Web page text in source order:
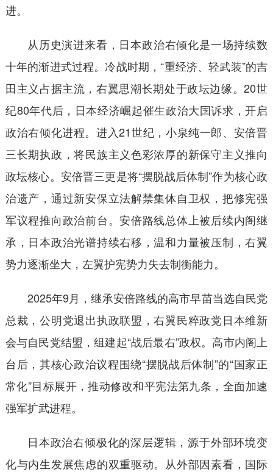
进。
从历史演进来看，日本政治右倾化是一场持续数
十年的渐进式过程。冷战时期，“重经济、轻武装”的吉
田主义占据主流，右翼思潮长期处于政坛边缘。20世
纪80年代后，日本经济崛起催生政治大国诉求，开启
政治右倾化进程。进入21世纪，小泉纯一郎、安倍晋
三长期执政，将民族主义色彩浓厚的新保守主义推向
政坛核心。安倍晋三更是将“摆脱战后体制”作为核心政
治遗产，通过新安保立法解禁集体自卫权，把修宪强
军议程推向政治前台。安倍路线总体上被后续内阁继
承，日本政治光谱持续右移，温和力量被压制，右翼
势力逐渐坐大，左翼护宪势力失去制衡能力。
2025年9月，继承安倍路线的高市早苗当选自民党
总裁，公明党退出执政联盟，右翼民粹政党日本维新
会与自民党结盟，组建起“战后最右”政权。高市内阁上
台后，其核心政治议程围绕“摆脱战后体制”的“国家正
常化”目标展开，推动修改和平宪法第九条，全面加速
强军扩武进程。
日本政治右倾极化的深层逻辑，源于外部环境变
化与内生发展焦虑的双重驱动。从外部因素看，国际